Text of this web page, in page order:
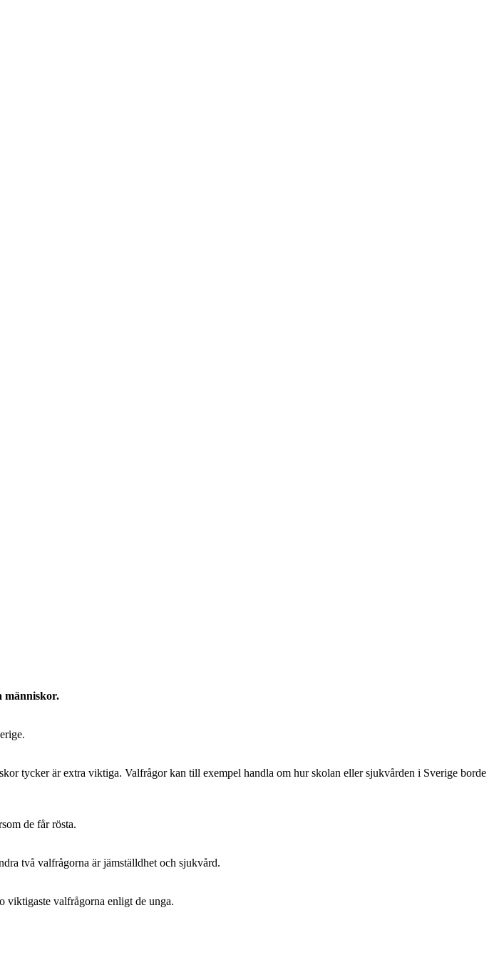
människor.
tycker är extra viktiga. Valfrågor kan till exempel handla om hur skolan eller sjukvården i Sverige borde
de får rösta.
två valfrågorna är jämställdhet och sjukvård.
viktigaste valfrågorna enligt de unga.